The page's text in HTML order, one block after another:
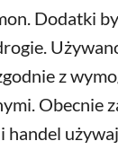
Dodatki
z
Obecnie
handel